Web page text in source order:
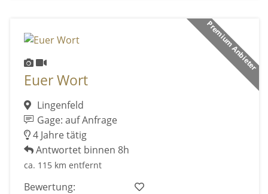
Premium Anbieter
Euer Wort
Lingenfeld
Gage: auf Anfrage
4 Jahre tätig
Antwortet binnen 8h
ca. 115 km entfernt
Bewertung: